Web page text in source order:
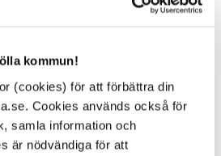
kommun!
(cookies) för att förbättra din
Cookies används också för
samla information och
är nödvändiga för att